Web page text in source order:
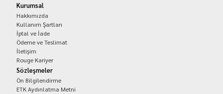
Kurumsal
Hakkımızda
Kullanım Şartları
İptal ve İade
Ödeme ve Teslimat
İletişim
Rouge Kariyer
Sözleşmeler
Ön Bilgilendirme
ETK Aydınlatma Metni